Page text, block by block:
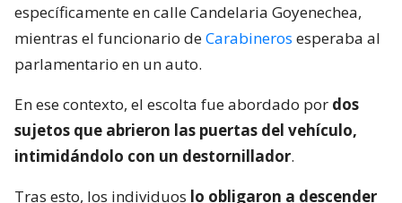
específicamente en calle Candelaria Goyenechea,
mientras el funcionario deCarabineros esperaba al
parlamentario en un auto.
En ese contexto, el escolta fue abordado por dos
sujetos que abrieron las puertas del vehículo,
intimidándolo con un destornillador.
Tras esto, los individuos lo obligaron a descender